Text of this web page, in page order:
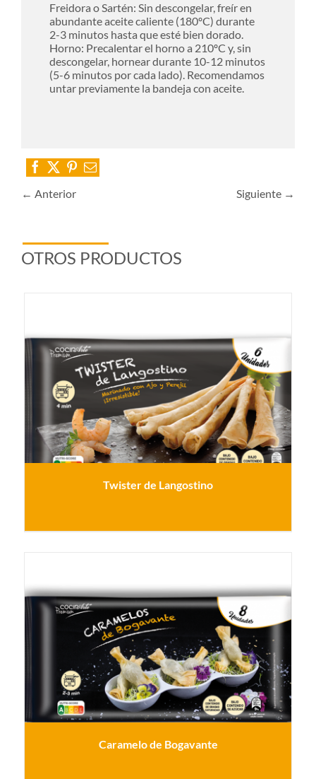
Freidora o Sartén: Sin descongelar, freír en
abundante aceite caliente (180ºC) durante
2-3 minutos hasta que esté bien dorado.
Horno: Precalentar el horno a 210ºC y, sin
descongelar, hornear durante 10-12 minutos
(5-6 minutos por cada lado). Recomendamos
untar previamente la bandeja con aceite.
← Anterior Siguiente →
OTROS PRODUCTOS
Twister de Langostino
Caramelo de Bogavante